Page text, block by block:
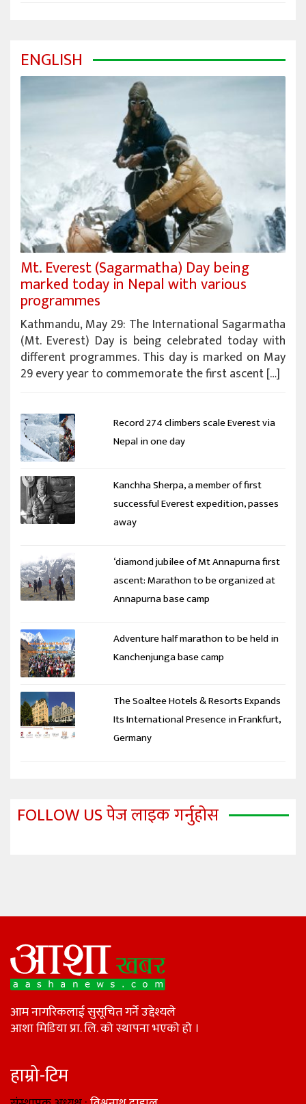
ENGLISH
Mt. Everest (Sagarmatha) Day being
marked today in Nepal with various
programmes
Kathmandu, May 29: The International Sagarmatha
(Mt. Everest) Day is being celebrated today with
different programmes. This day is marked on May
29 every year to commemorate the first ascent […]
Record 274 climbers scale Everest via
Nepal in one day
Kanchha Sherpa, a member of first
successful Everest expedition, passes
away
‘diamond jubilee of Mt Annapurna first
ascent: Marathon to be organized at
Annapurna base camp
Adventure half marathon to be held in
Kanchenjunga base camp
The Soaltee Hotels & Resorts Expands
Its International Presence in Frankfurt,
Germany
FOLLOW US पेज लाइक गर्नुहोस
आम नागरिकलाई सुसूचित गर्ने उद्देश्यले
आशा मिडिया प्रा. लि. को स्थापना भएको हो ।
हाम्रो-टिम